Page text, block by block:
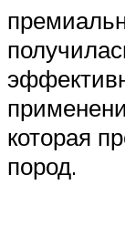
которая
пород.